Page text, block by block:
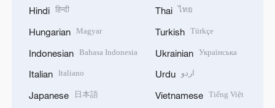
Hindi हिन्दी
Hungarian Magyar
Indonesian Bahasa Indonesia
Italian Italiano
Japanese 日本語
Thai ไทย
Turkish Türkçe
Ukrainian Українська
Urdu اردو
Vietnamese Tiếng Việt